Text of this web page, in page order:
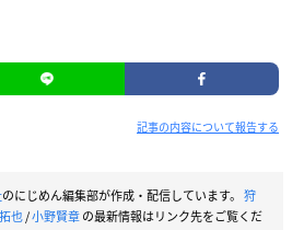
記事の内容について報告する
のにじめん編集部が作成・配信しています。 狩
也/小野賢章の最新情報はリンク先をご覧くだ